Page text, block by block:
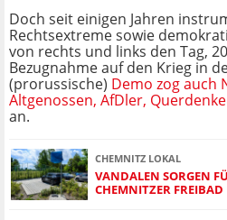
Doch seit einigen Jahren
Rechtsextreme sowie
von rechts und links den Tag,
Bezugnahme auf den Krieg in
(prorussische) Demo zog auch
Altgenossen, AfDler,
an.
CHEMNITZ LOKAL
VANDALEN SORGEN
CHEMNITZER FREIBAD